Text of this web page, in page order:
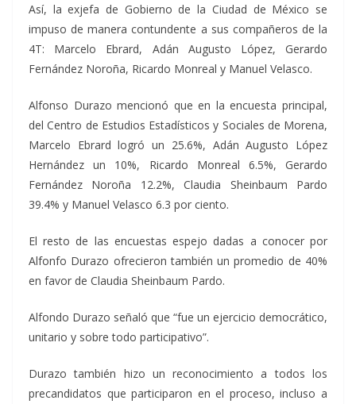
Así, la exjefa de Gobierno de la Ciudad de México se
impuso de manera contundente a sus compañeros de la
4T: Marcelo Ebrard, Adán Augusto López, Gerardo
Fernández Noroña, Ricardo Monreal y Manuel Velasco.
Alfonso Durazo mencionó que en la encuesta principal,
del Centro de Estudios Estadísticos y Sociales de Morena,
Marcelo Ebrard logró un 25.6%, Adán Augusto López
Hernández un 10%, Ricardo Monreal 6.5%, Gerardo
Fernández Noroña 12.2%, Claudia Sheinbaum Pardo
39.4% y Manuel Velasco 6.3 por ciento.
El resto de las encuestas espejo dadas a conocer por
Alfonfo Durazo ofrecieron también un promedio de 40%
en favor de Claudia Sheinbaum Pardo.
Alfondo Durazo señaló que “fue un ejercicio democrático,
unitario y sobre todo participativo”.
Durazo también hizo un reconocimiento a todos los
precandidatos que participaron en el proceso, incluso a